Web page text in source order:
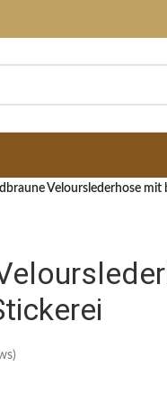
Velourslederhose mit